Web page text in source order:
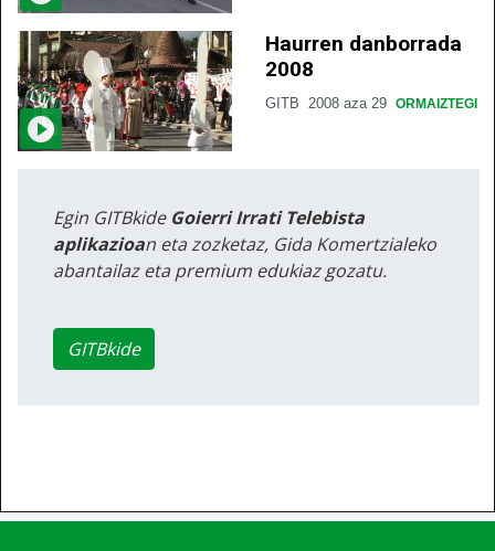
Haurren danborrada
2008
GITB 2008 aza 29 ORMAIZTEGI
Egin GITBkide Goierri Irrati Telebista
aplikazioan eta zozketaz, Gida Komertzialeko
abantailaz eta premium edukiaz gozatu.
GITBkide